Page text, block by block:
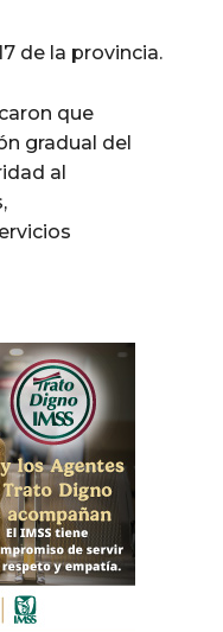
de la provincia.
que
gradual del
al